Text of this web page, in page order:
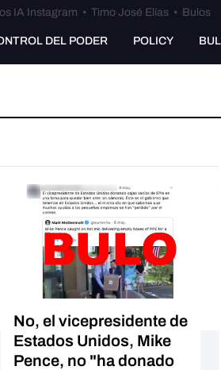
IA Instagram • Timo José Elías • Bulos
DEL PODER POLICY
No, el vicepresidente de
Estados Unidos, Mike
Pence, no "ha donado